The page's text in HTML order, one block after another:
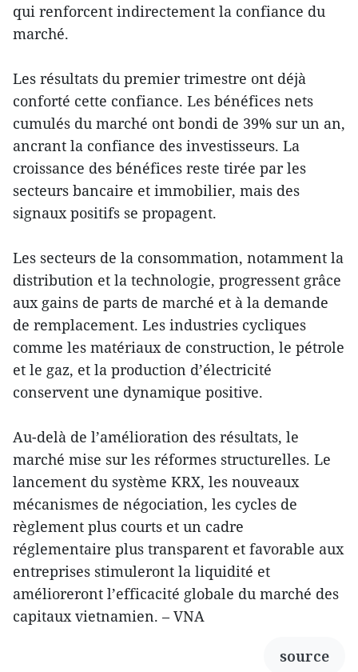
qui renforcent indirectement la confiance du
marché.
Les résultats du premier trimestre ont déjà
conforté cette confiance. Les bénéfices nets
cumulés du marché ont bondi de 39% sur un an,
ancrant la confiance des investisseurs. La
croissance des bénéfices reste tirée par les
secteurs bancaire et immobilier, mais des
signaux positifs se propagent.
Les secteurs de la consommation, notamment la
distribution et la technologie, progressent grâce
aux gains de parts de marché et à la demande
de remplacement. Les industries cycliques
comme les matériaux de construction, le pétrole
et le gaz, et la production d’électricité
conservent une dynamique positive.
Au-delà de l’amélioration des résultats, le
marché mise sur les réformes structurelles. Le
lancement du système KRX, les nouveaux
mécanismes de négociation, les cycles de
règlement plus courts et un cadre
réglementaire plus transparent et favorable aux
entreprises stimuleront la liquidité et
amélioreront l’efficacité globale du marché des
capitaux vietnamien. – VNA
source